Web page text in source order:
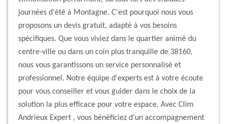
journées d'été à Montagne. C'est pourquoi nous vous
proposons un devis gratuit, adapté à vos besoins
spécifiques. Que vous viviez dans le quartier animé du
centre-ville ou dans un coin plus tranquille de 38160,
nous vous garantissons un service personnalisé et
professionnel. Notre équipe d'experts est à votre écoute
pour vous conseiller et vous guider dans le choix de la
solution la plus efficace pour votre espace. Avec Clim
Andrieux Expert , vous bénéficiez d'un accompagnement